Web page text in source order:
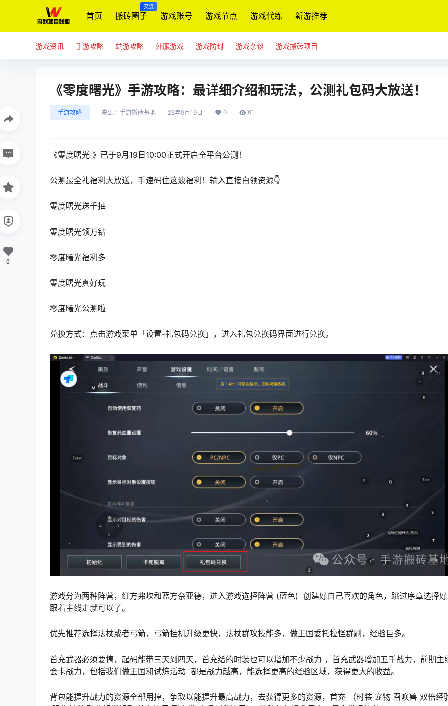
首页 搬砖圈子
交流
游戏账号 游戏节点 游戏代练 新游推荐
游戏资讯 手游攻略 端游攻略 外服游戏 游戏防封 游戏杂谈 游戏搬砖项目
《零度曙光》手游攻略：最详细介绍和玩法，公测礼包码大放送！
手游攻略 来源： 手游搬砖基地 25年9月19日 0 61
《零度曙光 》已于9月19日10:00正式开启全平台公测！
公测最全礼福利大放送，手速码住这波福利！输入直接白领资源👇
零度曙光送千抽
零度曙光领万钻
零度曙光福利多
零度曙光真好玩
零度曙光公测啦
兑换方式：点击游戏菜单「设置-礼包码兑换」，进入礼包兑换码界面进行兑换。
游戏分为两种阵营，红方弗坎和蓝方奈亚德，进入游戏选择阵营 (蓝色) 创建好自己喜欢的角色，跳过序章选择
跟着主线走就可以了。
优先推荐选择法杖或者弓箭，弓箭挂机升级更快，法杖群攻技能多，做王国委托拉怪群刷，经验巨多。
首充武器必须要搞，起码能带三天到四天，首充给的时装也可以增加不少战力 ，首充武器增加五千战力，前期主
会卡战力，包括我们做王国和试炼活动 都是战力越高，能选择更高的经验区域，获得更大的收益。
背包能提升战力的资源全部用掉，争取以能提升最高战力，去获得更多的资源，首充 （时装 宠物 召唤兽 双倍经
0